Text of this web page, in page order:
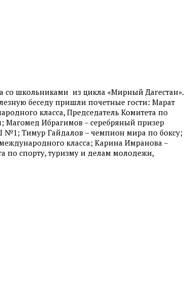
школьниками из цикла «Мирный Дагестан».
беседу пришли почетные гости: Марат
класса, Председатель Комитета по
Магомед Ибрагимов – серебряный призер
Тимур Гайдалов – чемпион мира по боксу;
класса; Карина Имранова –
по спорту, туризму и делам молодежи,